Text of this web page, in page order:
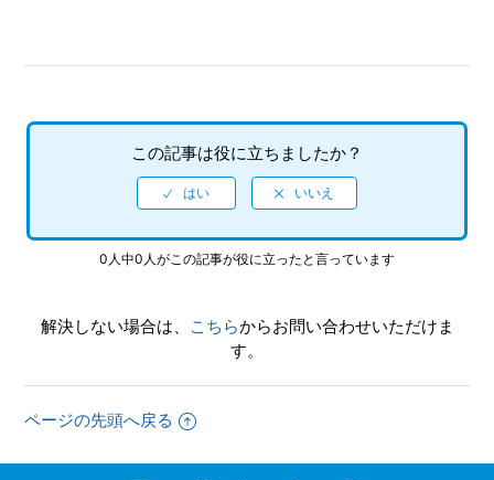
【PS5/ソニックレーシング クロスワールド】取扱説明書
（マニュアル）はありますか
ゲーム画面写真を、動画サイト／SNS等で公開してもいいで
【PS5/ソニックレーシング クロスワールド】シェア機能に
対応していますか（制限されている機能はありますか）
いのですが、何かコツはありませんか
もっと見る
この記事は役に立ちましたか？
0人中0人がこの記事が役に立ったと言っています
解決しない場合は、 こちらからお問い合わせいただけま
す。
ページの先頭へ戻る